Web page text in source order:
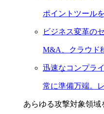
ポイントツール
ビジネス変革の
M&A、クラウド
迅速なコンプラ
常に準備万端。
あらゆる攻撃対象領域